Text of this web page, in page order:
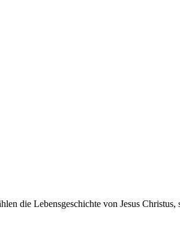
die Lebensgeschichte von Jesus